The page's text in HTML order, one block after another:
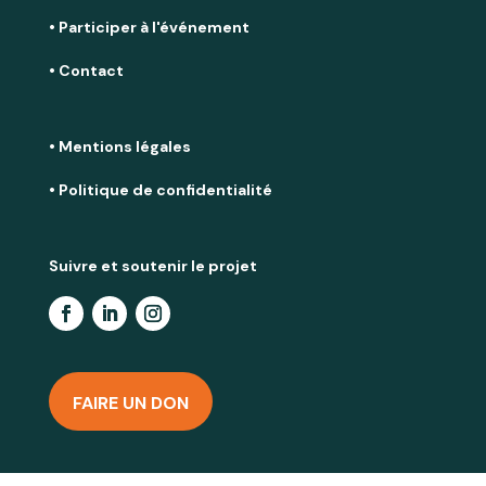
• Participer à l'événement
• Contact
• Mentions légales
• Politique de confidentialité
Suivre et soutenir le projet
FAIRE UN DON